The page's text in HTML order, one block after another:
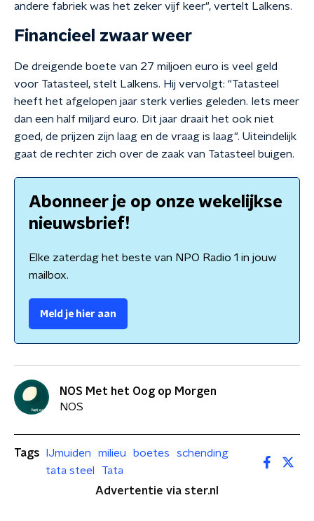
andere fabriek was het zeker vijf keer", vertelt Lalkens.
Financieel zwaar weer
De dreigende boete van 27 miljoen euro is veel geld
voor Tatasteel, stelt Lalkens. Hij vervolgt: "Tatasteel
heeft het afgelopen jaar sterk verlies geleden. Iets meer
dan een half miljard euro. Dit jaar draait het ook niet
goed, de prijzen zijn laag en de vraag is laag". Uiteindelijk
gaat de rechter zich over de zaak van Tatasteel buigen.
Abonneer je op onze wekelijkse
nieuwsbrief!
Elke zaterdag het beste van NPO Radio 1 in jouw
mailbox.
Meld je hier aan
NOS Met het Oog op Morgen
NOS
Tags IJmuiden milieu boetes
schending
tata steel
Tata
Advertentie via ster.nl